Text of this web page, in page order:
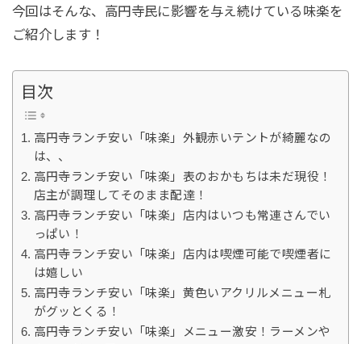
今回はそんな、高円寺民に影響を与え続けている味楽を
ご紹介します！
目次
高円寺ランチ安い「味楽」外観赤いテントが綺麗なの
は、、
高円寺ランチ安い「味楽」表のおかもちは未だ現役！
店主が調理してそのまま配達！
高円寺ランチ安い「味楽」店内はいつも常連さんでい
っぱい！
高円寺ランチ安い「味楽」店内は喫煙可能で喫煙者に
は嬉しい
高円寺ランチ安い「味楽」黄色いアクリルメニュー札
がグッとくる！
高円寺ランチ安い「味楽」メニュー激安！ラーメンや